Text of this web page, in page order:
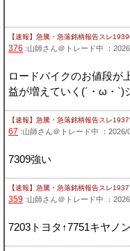
【速報】急騰・急落銘柄報告スレ
376 :山師さん＠トレード中 ：
ロードバイクのお値段が
益が増えていく(´・ω・`)
【速報】急騰・急落銘柄報告スレ
67 :山師さん＠トレード中 ：2026/
7309強い
【速報】急騰・急落銘柄報告スレ
359 :山師さん＠トレード中 ：
7203トヨタ↑7751キヤノ